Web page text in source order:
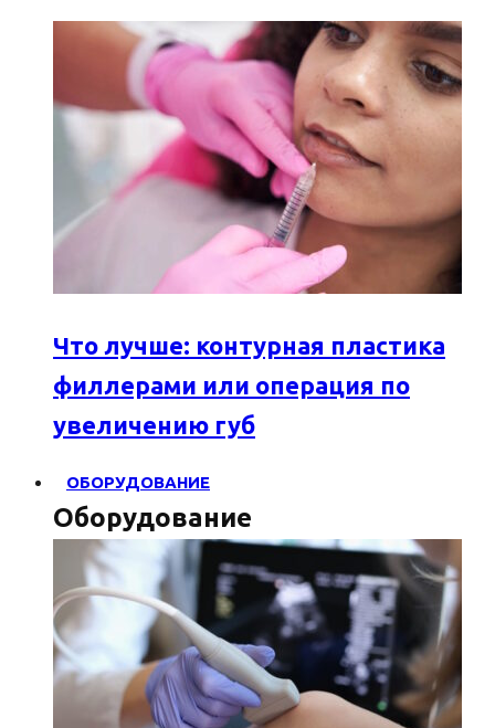
Что лучше: контурная пластика
филлерами или операция по
увеличению губ
ОБОРУДОВАНИЕ
Оборудование